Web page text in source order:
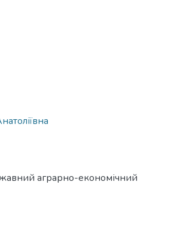
аграрно-економічний